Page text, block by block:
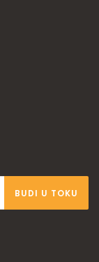
BUDI U TOKU